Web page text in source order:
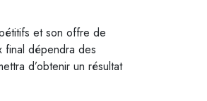
et son offre de
final dépendra des
d’obtenir un résultat